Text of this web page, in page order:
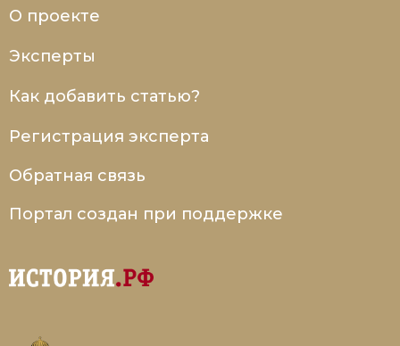
О проекте
Эксперты
Как добавить статью?
Регистрация эксперта
Обратная связь
Портал создан при поддержке